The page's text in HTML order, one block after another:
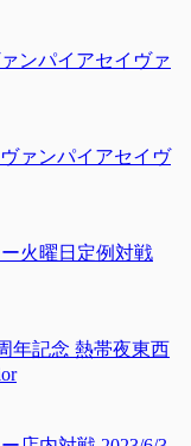
ンパイアセイヴァ
ァンパイアセイヴ
火曜日定例対戦
年記念 熱帯夜東西